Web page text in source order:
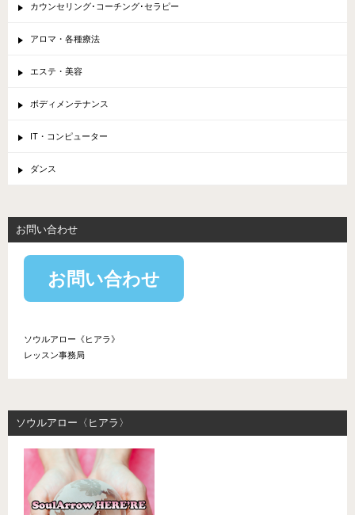
カウンセリング･コーチング･セラピー
アロマ・各種療法
エステ・美容
ボディメンテナンス
IT・コンピューター
ダンス
お問い合わせ
お問い合わせ
ソウルアロー《ヒアラ》
レッスン事務局
ソウルアロー〈ヒアラ〉